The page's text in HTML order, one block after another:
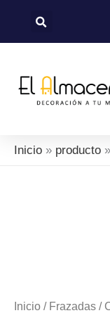
Inicio producto
Inicio / Frazadas /